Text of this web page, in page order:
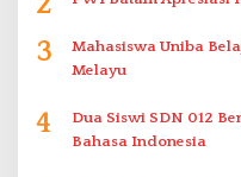
3
Mahasiswa Uniba
Melayu
4
Dua Siswi SDN 012
Bahasa Indonesia